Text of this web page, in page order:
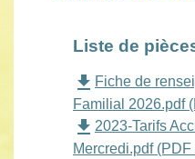
Liste de
file_download Fiche de
Familial 2026.pdf
file_download 2023-Tarifs
Mercredi.pdf